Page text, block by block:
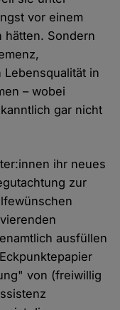
vor einem
hätten. Sondern
in
– wobei
gar nicht
ihr neues
zur
ausfüllen
von (freiwillig